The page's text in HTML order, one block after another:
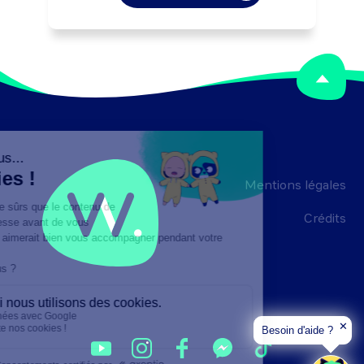
financiers, informatiques, démarche
attendues. Peut coordonner l'activité
Mentions légales
Crédits
Besoin d'aide ? ✕